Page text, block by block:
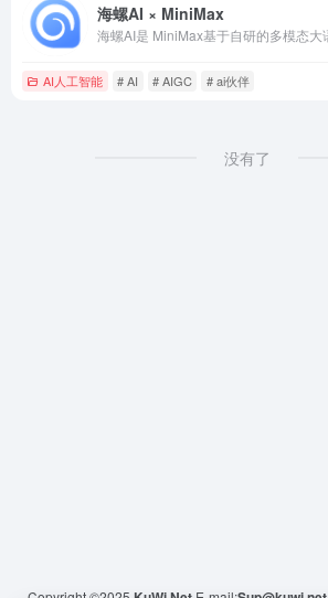
海螺AI × MiniMax
AI人工智能 # AI # AIGC # ai伙伴
没有了